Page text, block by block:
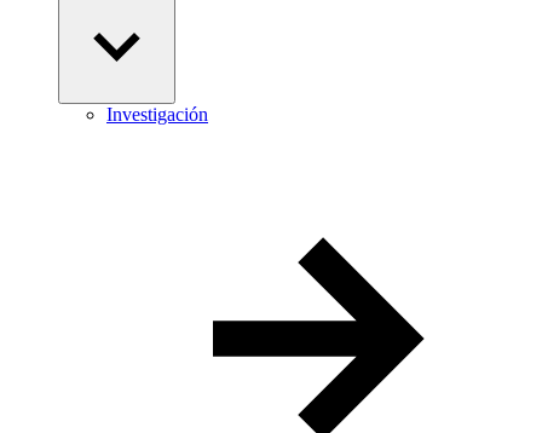
Investigación